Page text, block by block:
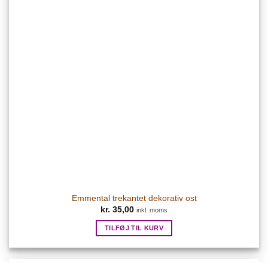
Emmental trekantet dekorativ ost
kr. 35,00 inkl. moms
TILFØJ TIL KURV